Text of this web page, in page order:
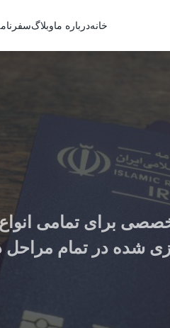
خانهدرباره ماوبلاگ
برای تمامی
شده در تمام